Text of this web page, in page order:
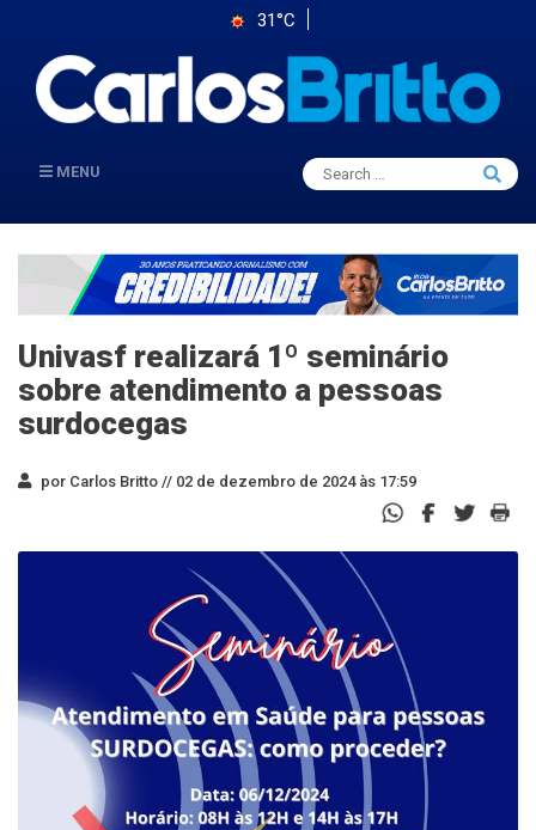
31°C
MENU
Search
for:
Search
Univasf realizará 1º seminário
sobre atendimento a pessoas
surdocegas
por Carlos Britto // 02 de dezembro de 2024 às 17:59